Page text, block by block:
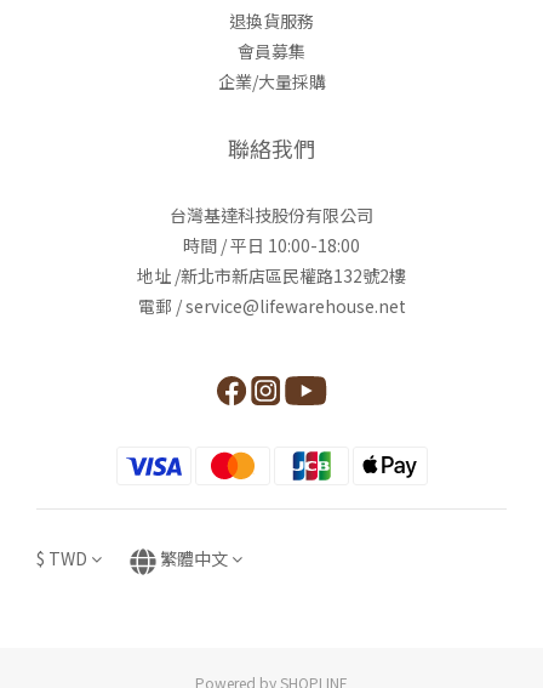
退換貨服務
會員募集
企業/大量採購
聯絡我們
台灣基達科技股份有限公司
時間 / 平日 10:00-18:00
地址 /新北市新店區民權路132號2樓
電郵 / service@lifewarehouse.net
$ TWD 繁體中文
Powered by SHOPLINE